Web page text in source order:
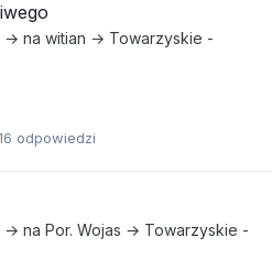
→ na witian → Towarzyskie -
odpowiedzi
→ na Por. Wojas → Towarzyskie -